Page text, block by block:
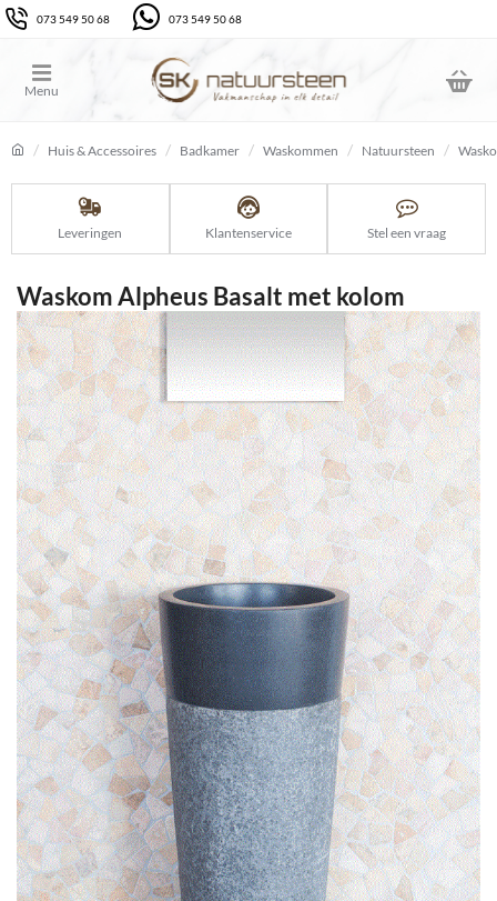
073 549 50 68 073 549 50 68
Huis & Accessoires Badkamer Waskommen Natuursteen
Leveringen Klantenservice Stel een vraag
Waskom Alpheus Basalt met kolom